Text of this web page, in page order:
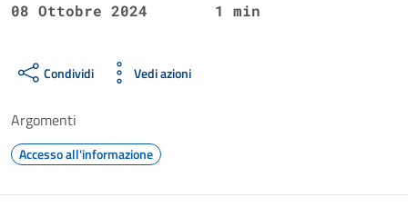
08 Ottobre 2024
1 min
Condividi Vedi azioni
Argomenti
Accesso all'informazione